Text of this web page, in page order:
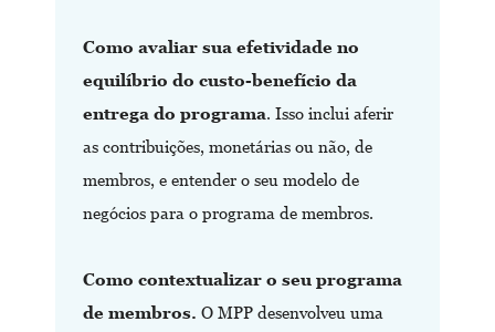
Como avaliar sua efetividade no
equilíbrio do custo-benefício da
entrega do programa. Isso inclui aferir
as contribuições, monetárias ou não, de
membros, e entender o seu modelo de
negócios para o programa de membros.
Como contextualizar o seu programa
de membros. O MPP desenvolveu uma